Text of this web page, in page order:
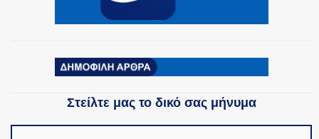
Στείλτε μας το δικό σας μήνυμα